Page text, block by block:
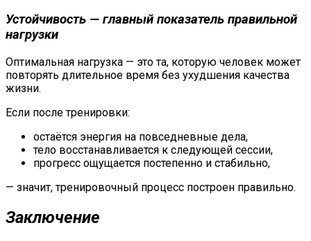
Устойчивость — главный показатель правильной
нагрузки
Оптимальная нагрузка — это та, которую человек может
повторять длительное время без ухудшения качества
жизни.
Если после тренировки:
остаётся энергия на повседневные дела,
тело восстанавливается к следующей сессии,
прогресс ощущается постепенно и стабильно,
— значит, тренировочный процесс построен правильно.
Заключение